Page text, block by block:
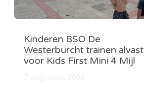
Kinderen BSO De
Westerburcht trainen alvast
voor Kids First Mini 4 Mijl